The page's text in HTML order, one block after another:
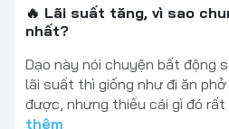
🔥 Lãi suất tăng, vì sao
nhất?
Dạo này nói chuyện bất động
lãi suất thì giống như đi ăn
được, nhưng thiếu cái gì đó rất
thêm